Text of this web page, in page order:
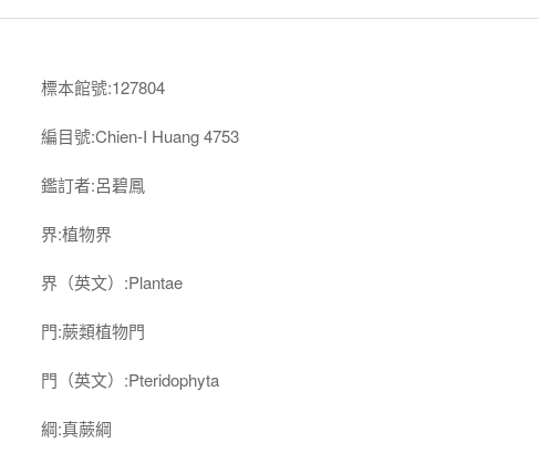
標本館號:127804
編目號:Chien-I Huang 4753
鑑訂者:呂碧鳳
界:植物界
界（英文）:Plantae
門:蕨類植物門
門（英文）:Pteridophyta
綱:真蕨綱